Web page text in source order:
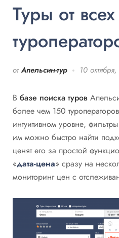
Туры от всех
от Апельсин-тур 10
В базе поиска туров
более чем 150
интуитивном уровне,
им можно быстро найти
ценят его за простой
«дата-цена» сразу на
мониторинг цен с